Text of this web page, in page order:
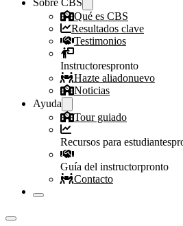
Sobre CBS
Qué es CBS
Resultados clave
Testimonios
Instructorespronto
Hazte aliadonuevo
Noticias
Ayuda
Tour guiado
Recursos para estudiantes
Guía del instructorpronto
Contacto